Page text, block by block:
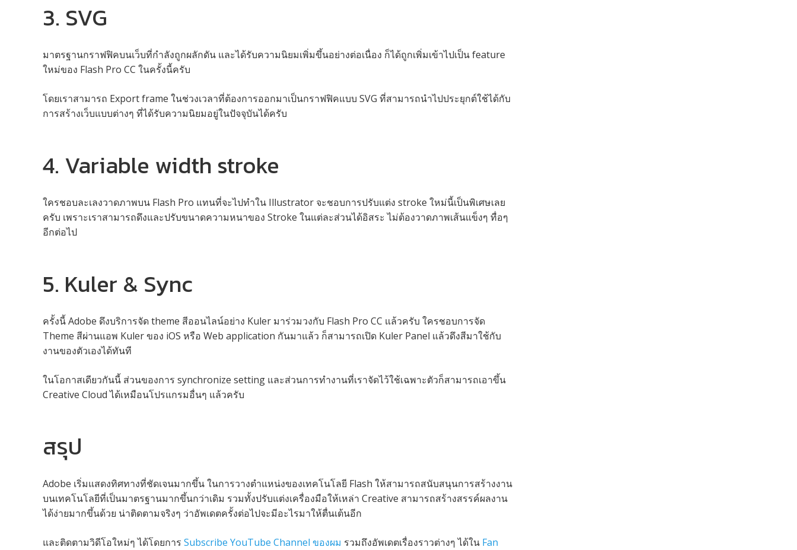
3. SVG
มาตรฐานกราฟฟิคบนเว็บที่กำลังถูกผลักดัน และได้รับความนิยมเพิ่มขึ้นอย่างต่อเนื่อง ก็ได้ถูกเพิ่มเข้าไปเป็น feature
ใหม่ของ Flash Pro CC ในครั้งนี้ครับ
โดยเราสามารถ Export frame ในช่วงเวลาที่ต้องการออกมาเป็นกราฟฟิคแบบ SVG ที่สามารถนำไปประยุกต์ใช้ได้กับ
การสร้างเว็บแบบต่างๆ ที่ได้รับความนิยมอยู่ในปัจจุบันได้ครับ
4. Variable width stroke
ใครชอบละเลงวาดภาพบน Flash Pro แทนที่จะไปทำใน Illustrator จะชอบการปรับแต่ง stroke ใหม่นี้เป็นพิเศษเลย
ครับ เพราะเราสามารถดึงและปรับขนาดความหนาของ Stroke ในแต่ละส่วนได้อิสระ ไม่ต้องวาดภาพเส้นแข็งๆ ทื่อๆ
อีกต่อไป
5. Kuler & Sync
ครั้งนี้ Adobe ดึงบริการจัด theme สีออนไลน์อย่าง Kuler มาร่วมวงกับ Flash Pro CC แล้วครับ ใครชอบการจัด
Theme สีผ่านแอพ Kuler ของ iOS หรือ Web application กันมาแล้ว ก็สามารถเปิด Kuler Panel แล้วดึงสีมาใช้กับ
งานของตัวเองได้ทันที
ในโอกาสเดียวกันนี้ ส่วนของการ synchronize setting และส่วนการทำงานที่เราจัดไว้ใช้เฉพาะตัวก็สามารถเอาขึ้น
Creative Cloud ได้เหมือนโปรแกรมอื่นๆ แล้วครับ
สรุป
Adobe เริ่มแสดงทิศทางที่ชัดเจนมากขึ้น ในการวางตำแหน่งของเทคโนโลยี Flash ให้สามารถสนับสนุนการสร้างงาน
บนเทคโนโลยีที่เป็นมาตรฐานมากขึ้นกว่าเดิม รวมทั้งปรับแต่งเครื่องมือให้เหล่า Creative สามารถสร้างสรรค์ผลงาน
ได้ง่ายมากขึ้นด้วย น่าติดตามจริงๆ ว่าอัพเดตครั้งต่อไปจะมีอะไรมาให้ตื่นเต้นอีก
และติดตามวิดีโอใหม่ๆ ได้โดยการ Subscribe YouTube Channel ของผม รวมถึงอัพเดตเรื่องราวต่างๆ ได้ใน Fan